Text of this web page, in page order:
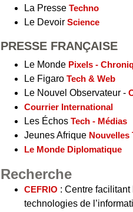
La Presse Techno
Le Devoir Science
PRESSE FRANÇAISE
Le Monde Pixels -
Le Figaro Tech & Web
Le Nouvel Observateur -
Courrier International
Les Échos Tech - Médias
Jeunes Afrique Nouvelles
Le Monde Diplomatique
Recherche
CEFRIO : Centre facilitant
technologies de